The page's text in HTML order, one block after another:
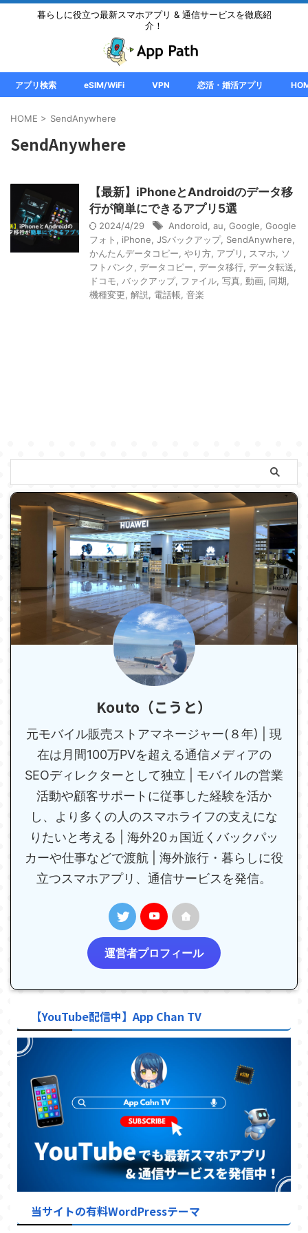
暮らしに役立つ最新スマホアプリ & 通信サービスを徹底紹
介！
アプリ検索 eSIM/WiFi VPN 恋活・婚活アプリ
HOME > SendAnywhere
SendAnywhere
【最新】iPhoneとAndroidのデータ移
行が簡単にできるアプリ5選
2024/4/29 Andoroid au Google Google
フォト
iPhone JSバックアップ, SendAnywhere
かんたんデータコピー やり方 アプリ スマホ
ソ
フトバンク
データコピー データ移行 データ転送
ドコモ
バックアップ, ファイル 写真 動画 同期
機種変更 解説 電話帳 音楽
Kouto（こうと）
元モバイル販売ストアマネージャー(８年) | 現
在は月間100万PVを超える通信メディアの
SEOディレクターとして独立 | モバイルの営業
活動や顧客サポートに従事した経験を活か
し、より多くの人のスマホライフの支えにな
りたいと考える | 海外20ヵ国近くバックパッ
カーや仕事などで渡航 | 海外旅行・暮らしに役
立つスマホアプリ、通信サービスを発信。
運営者プロフィール
【YouTube配信中】App Chan TV
当サイトの有料WordPressテーマ